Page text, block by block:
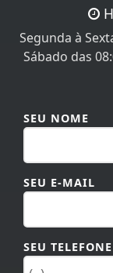
Segunda à
Sábado das
SEU E-MAIL
SEU TELEFONE